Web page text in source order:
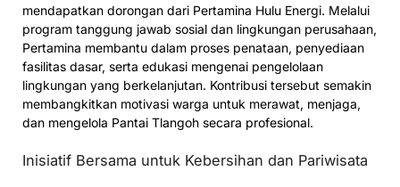
mendapatkan dorongan dari Pertamina Hulu Energi. Melalui
program tanggung jawab sosial dan lingkungan perusahaan,
Pertamina membantu dalam proses penataan, penyediaan
fasilitas dasar, serta edukasi mengenai pengelolaan
lingkungan yang berkelanjutan. Kontribusi tersebut semakin
membangkitkan motivasi warga untuk merawat, menjaga,
dan mengelola Pantai Tlangoh secara profesional.
Inisiatif Bersama untuk Kebersihan dan Pariwisata